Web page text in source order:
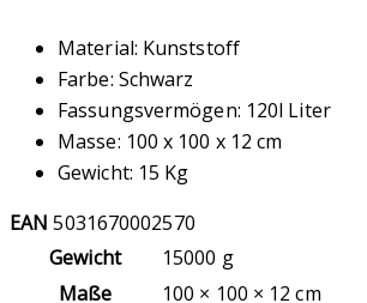
Material: Kunststoff
Farbe: Schwarz
Fassungsvermögen: 120l Liter
Masse: 100 x 100 x 12 cm
Gewicht: 15 Kg
EAN 5031670002570
Gewicht
15000 g
Maße
100 × 100 × 12 cm